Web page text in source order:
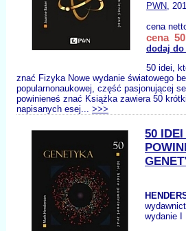
PWN,
cena
cena
dodaj do
50 idei,
znać Fizyka Nowe wydanie światowego
popularnonaukowej, część pasjonującej
powinieneś znać Książka zawiera 50
napisanych esej... >>>
50
wydanie I